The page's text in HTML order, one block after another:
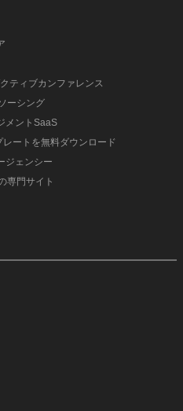
ティブカンファレンス
ーシング
メントSaaS
レートを無料ダウンロード
ジェンシー
専門サイト